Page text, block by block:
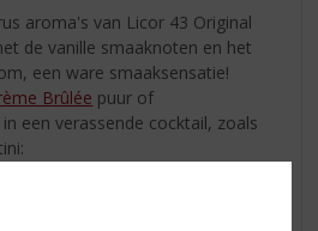
aroma's van Licor 43 Original
de vanille smaaknoten en het
een ware smaaksensatie!
Brûlée puur of
een verassende cocktail, zoals